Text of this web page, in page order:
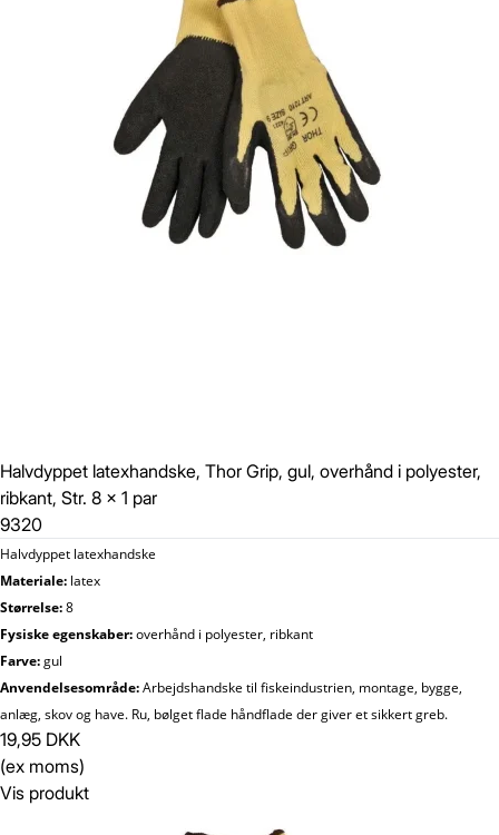
Halvdyppet latexhandske, Thor Grip, gul, overhånd i polyester,
ribkant, Str. 8 x 1 par
9320
Halvdyppet latexhandske
Materiale: latex
Størrelse:8
Fysiske egenskaber:overhånd i polyester, ribkant
Farve:gul
Anvendelsesområde:Arbejdshandske til fiskeindustrien, montage, bygge,
anlæg, skov og have. Ru, bølget flade håndflade der giver et sikkert greb.
19,95 DKK
(ex moms)
Vis produkt